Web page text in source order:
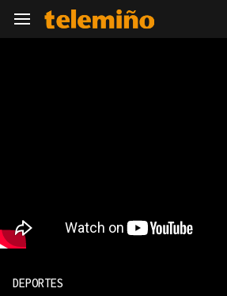
Navegación
DEPORTES